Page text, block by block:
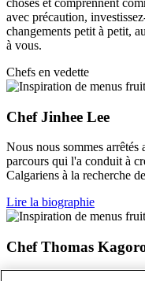
choses et comprennent
avec précaution,
changements petit à petit,
à vous.
Chefs en vedette
Chef Jinhee Lee
Nous nous sommes
parcours qui l'a conduit à
Calgariens à la recherche
Lire la biographie
Chef Thomas